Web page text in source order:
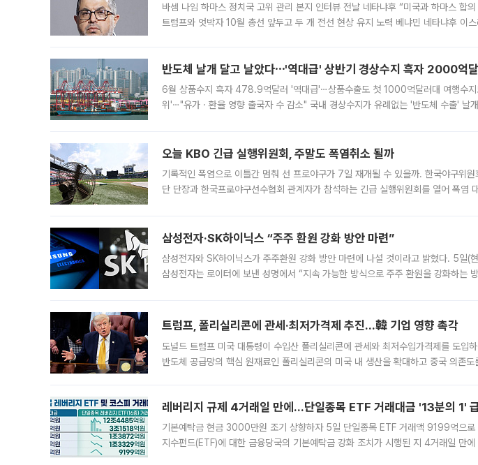
바셈 나임 하마스 정치국 고위 관리 본지 인터뷰 전날 네타냐후 “미국과 하마스 합
트럼프와 엇박자 10월 총선 앞두고 두 개 전선 현상 유지 노력 베냐민 네타냐후 이
반도체 날개 달고 날았다⋯'역대급' 상반기 경상수지 흑자 2000억
6월 상품수지 흑자 478.9억달러 '역대급'⋯상품수출도 첫 1000억달러대 여행수
위'⋯"유가ㆍ환율 영향 출국자 수 감소" 국내 경상수지가 유례없는 '반도체 수출' 날
오늘 KBO 긴급 실행위원회, 주말도 폭염취소 될까
기록적인 폭염으로 이틀간 멈춰 선 프로야구가 7일 재개될 수 있을까. 한국야구위
단 단장과 한국프로야구선수협회 관계자가 참석하는 긴급 실행위원회를 열어 폭염
삼성전자·SK하이닉스 “주주 환원 강화 방안 마련”
삼성전자와 SK하이닉스가 주주환원 강화 방안 마련에 나설 것이라고 밝혔다. 5일(현지시간) 로이터통신에 따르면
삼성전자는 로이터에 보낸 성명에서 “지속 가능한 방식으로 주주 환원을 강화하는
트럼프, 폴리실리콘에 관세·최저가격제 추진…韓 기업 영향 촉각
도널드 트럼프 미국 대통령이 수입산 폴리실리콘에 관세와 최저수입가격제를 도입
반도체 공급망의 핵심 원재료인 폴리실리콘의 미국 내 생산을 확대하고 중국 의존
레버리지 규제 4거래일 만에…단일종목 ETF 거래대금 '13분의 1'
기본예탁금 현금 3000만원 조기 상향하자 5일 단일종목 ETF 거래액 9199억으로
지수펀드(ETF)에 대한 금융당국의 기본예탁금 강화 조치가 시행된 지 4거래일 만